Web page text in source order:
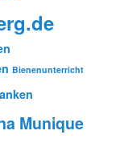
Bienenunterricht
Munique